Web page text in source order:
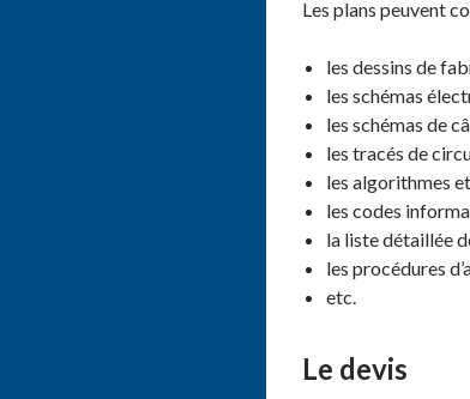
Les plans peuvent
les dessins de
les schémas
les schémas de
les tracés de
les algorithmes
les codes
la liste détaillée
les procédures
etc.
Le devis